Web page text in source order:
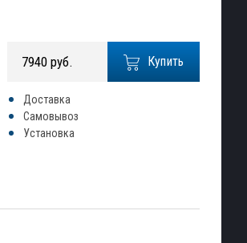
Купить
7940 руб.
Доставка
Самовывоз
Установка